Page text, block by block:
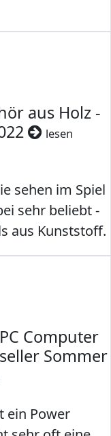
aus Holz -
lesen
sehen im Spiel
sehr beliebt -
aus Kunststoff.
Computer
Sommer
ein Power